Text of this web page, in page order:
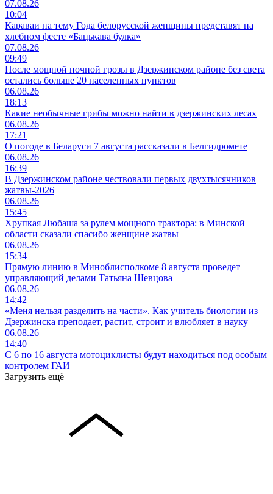
07.08.26
10:04
Караваи на тему Года белорусской женщины представят на
хлебном фесте «Бацькава булка»
07.08.26
09:49
После мощной ночной грозы в Дзержинском районе без света
остались больше 20 населенных пунктов
06.08.26
18:13
Какие необычные грибы можно найти в дзержинских лесах
06.08.26
17:21
О погоде в Беларуси 7 августа рассказали в Белгидромете
06.08.26
16:39
В Дзержинском районе чествовали первых двухтысячников
жатвы-2026
06.08.26
15:45
Хрупкая Любаша за рулем мощного трактора: в Минской
области сказали спасибо женщине жатвы
06.08.26
15:34
Прямую линию в Миноблисполкоме 8 августа проведет
управляющий делами Татьяна Шевцова
06.08.26
14:42
«Меня нельзя разделить на части». Как учитель биологии из
Дзержинска преподает, растит, строит и влюбляет в науку
06.08.26
14:40
С 6 по 16 августа мотоциклисты будут находиться под особым
контролем ГАИ
Загрузить ещё